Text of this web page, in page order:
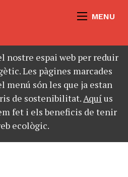
MENU
nostre espai web per reduir
Les pàgines marcades
menú són les que ja estan
de sostenibilitat.Aquíus
fet i els beneficis de tenir
ecològic.